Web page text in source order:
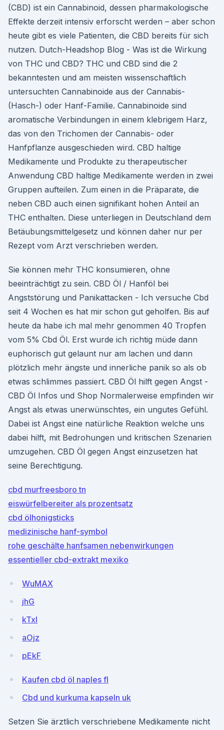
(CBD) ist ein Cannabinoid, dessen pharmakologische
Effekte derzeit intensiv erforscht werden – aber schon
heute gibt es viele Patienten, die CBD bereits für sich
nutzen. Dutch-Headshop Blog - Was ist die Wirkung
von THC und CBD? THC und CBD sind die 2
bekanntesten und am meisten wissenschaftlich
untersuchten Cannabinoide aus der Cannabis-
(Hasch-) oder Hanf-Familie. Cannabinoide sind
aromatische Verbindungen in einem klebrigem Harz,
das von den Trichomen der Cannabis- oder
Hanfpflanze ausgeschieden wird. CBD haltige
Medikamente und Produkte zu therapeutischer
Anwendung CBD haltige Medikamente werden in zwei
Gruppen aufteilen. Zum einen in die Präparate, die
neben CBD auch einen signifikant hohen Anteil an
THC enthalten. Diese unterliegen in Deutschland dem
Betäubungsmittelgesetz und können daher nur per
Rezept vom Arzt verschrieben werden.
Sie können mehr THC konsumieren, ohne
beeinträchtigt zu sein. CBD Öl / Hanföl bei
Angststörung und Panikattacken - Ich versuche Cbd
seit 4 Wochen es hat mir schon gut geholfen. Bis auf
heute da habe ich mal mehr genommen 40 Tropfen
vom 5% Cbd Öl. Erst wurde ich richtig müde dann
euphorisch gut gelaunt nur am lachen und dann
plötzlich mehr ängste und innerliche panik so als ob
etwas schlimmes passiert. CBD Öl hilft gegen Angst -
CBD Öl Infos und Shop Normalerweise empfinden wir
Angst als etwas unerwünschtes, ein ungutes Gefühl.
Dabei ist Angst eine natürliche Reaktion welche uns
dabei hilft, mit Bedrohungen und kritischen Szenarien
umzugehen. CBD Öl gegen Angst einzusetzen hat
seine Berechtigung.
cbd murfreesboro tn
eiswürfelbereiter als prozentsatz
cbd ölhonigsticks
medizinische hanf-symbol
rohe geschälte hanfsamen nebenwirkungen
essentieller cbd-extrakt mexiko
WuMAX
jhG
kTxl
aOjz
pEkF
Kaufen cbd öl naples fl
Cbd und kurkuma kapseln uk
Setzen Sie ärztlich verschriebene Medikamente nicht